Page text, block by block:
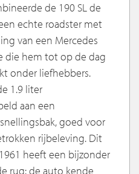
de 190 SL de
echte roadster met
van een Mercedes
die hem tot op de dag
onder liefhebbers.
1.9 liter
aan een
goed voor
rijbeleving. Dit
heeft een bijzonder
rug: de auto kende